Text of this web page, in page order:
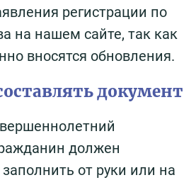
регистрации по
на нашем сайте, так как
вносятся обновления.
документ
должен
от руки или на